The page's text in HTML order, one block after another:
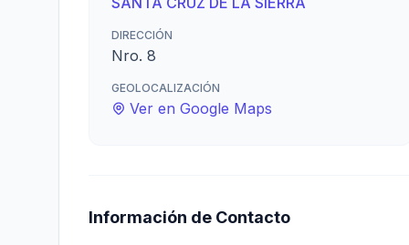
DIRECCIÓN
Nro. 8
GEOLOCALIZACIÓN
Ver en Google Maps
Información de Contacto